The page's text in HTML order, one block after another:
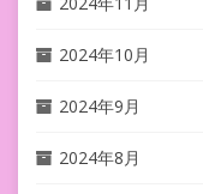
2024年10月
2024年9月
2024年8月